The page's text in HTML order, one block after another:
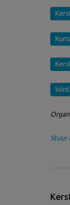
Stuur